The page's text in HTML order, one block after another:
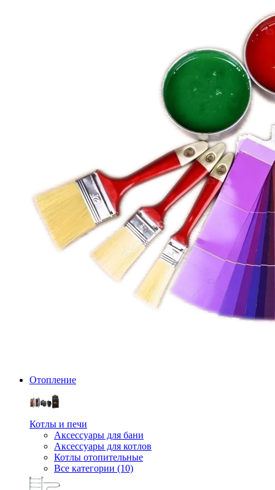
Отопление
Котлы и печи
Аксессуары для бани
Аксессуары для котлов
Котлы отопительные
Все категории (10)